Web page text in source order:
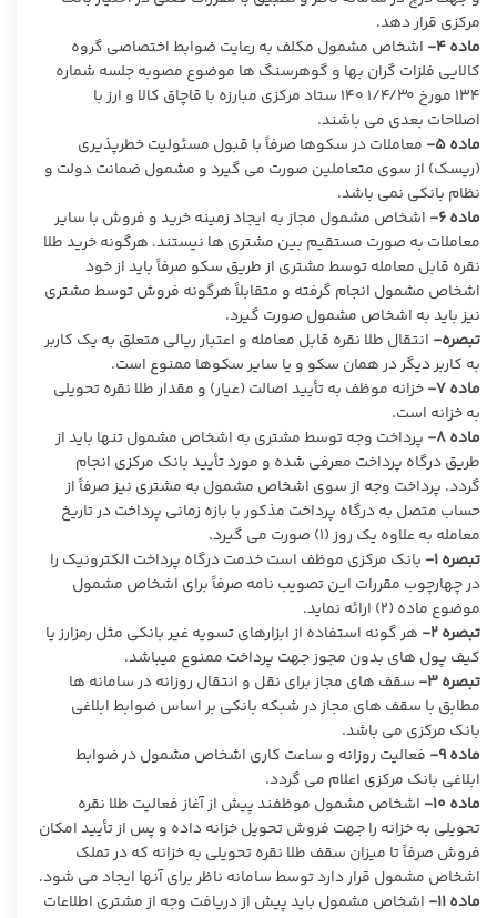
مرکزی قرار دهد.
ماده ۴-
اشخاص مشمول مکلف به رعایت ضوابط اختصاصی گروه
کالایی فلزات گران بها و گوهرسنگ ها موضوع مصوبه جلسه شماره
۱۳۴ مورخ ۱/۴/۳۰ ۱۴۰ ستاد مرکزی مبارزه با قاچاق کالا و ارز با
اصلاحات بعدی می باشند.
ماده ۵-
معاملات در سکوها صرفاً با قبول مسئولیت خطرپذیری
(ریسک) از سوی متعاملین صورت می گیرد و مشمول ضمانت دولت و
نظام بانکی نمی باشد.
ماده ۶-
اشخاص مشمول مجاز به ایجاد زمینه خرید و فروش با سایر
معاملات به صورت مستقیم بین مشتری ها نیستند. هرگونه خرید طلا
نقره قابل معامله توسط مشتری از طریق سکو صرفاً باید از خود
اشخاص مشمول انجام گرفته و متقابلاً هرگونه فروش توسط مشتری
نیز باید به اشخاص مشمول صورت گیرد.
تبصره- انتقال طلا نقره قابل معامله و اعتبار ریالی متعلق به یک کاربر
به کاربر دیگر در همان سکو و یا سایر سکوها ممنوع است.
ماده ۷-
خزانه موظف به تأیید اصالت (عیار) و مقدار طلا نقره تحویلی
به خزانه است.
ماده ۸-
پرداخت وجه توسط مشتری به اشخاص مشمول تنها باید از
طریق درگاه پرداخت معرفی شده و مورد تأیید بانک مرکزی انجام
گردد. پرداخت وجه از سوی اشخاص مشمول به مشتری نیز صرفاً از
حساب متصل به درگاه پرداخت مذکور با بازه زمانی پرداخت در تاریخ
معامله به علاوه یک روز (۱) صورت می گیرد.
تبصره ۱-
بانک مرکزی موظف است خدمت درگاه پرداخت الکترونیک را
در چهارچوب مقررات این تصویب نامه صرفاً برای اشخاص مشمول
موضوع ماده (۲) ارائه نماید.
تبصره ۲-
هر گونه استفاده از ابزارهای تسویه غیر بانکی مثل رمزارز یا
کیف پول های بدون مجوز جهت پرداخت ممنوع میباشد.
تبصره ۳-
سقف های مجاز برای نقل و انتقال روزانه در سامانه ها
مطابق با سقف های مجاز در شبکه بانکی بر اساس ضوابط ابلاغی
بانک مرکزی می باشد.
ماده ۹-
فعالیت روزانه و ساعت کاری اشخاص مشمول در ضوابط
ابلاغی بانک مرکزی اعلام می گردد.
ماده ۱۰-
اشخاص مشمول موظفند پیش از آغاز فعالیت طلا نقره
تحویلی به خزانه را جهت فروش تحویل خزانه داده و پس از تأیید امکان
فروش صرفاً تا میزان سقف طلا نقره تحویلی به خزانه که در تملک
اشخاص مشمول قرار دارد توسط سامانه ناظر برای آنها ایجاد می شود.
ماده ۱۱-
اشخاص مشمول باید پیش از دریافت وجه از مشتری اطلاعات